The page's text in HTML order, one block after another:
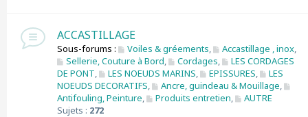
ACCASTILLAGE
Sous-forums : Voiles & gréements, Accastillage , inox,
Sellerie, Couture à Bord, Cordages,
LES CORDAGES
DE PONT, LES NOEUDS MARINS, EPISSURES,
LES
NOEUDS DECORATIFS, Ancre, guindeau & Mouillage,
Antifouling, Peinture, Produits entretien,
AUTRE
Sujets : 272